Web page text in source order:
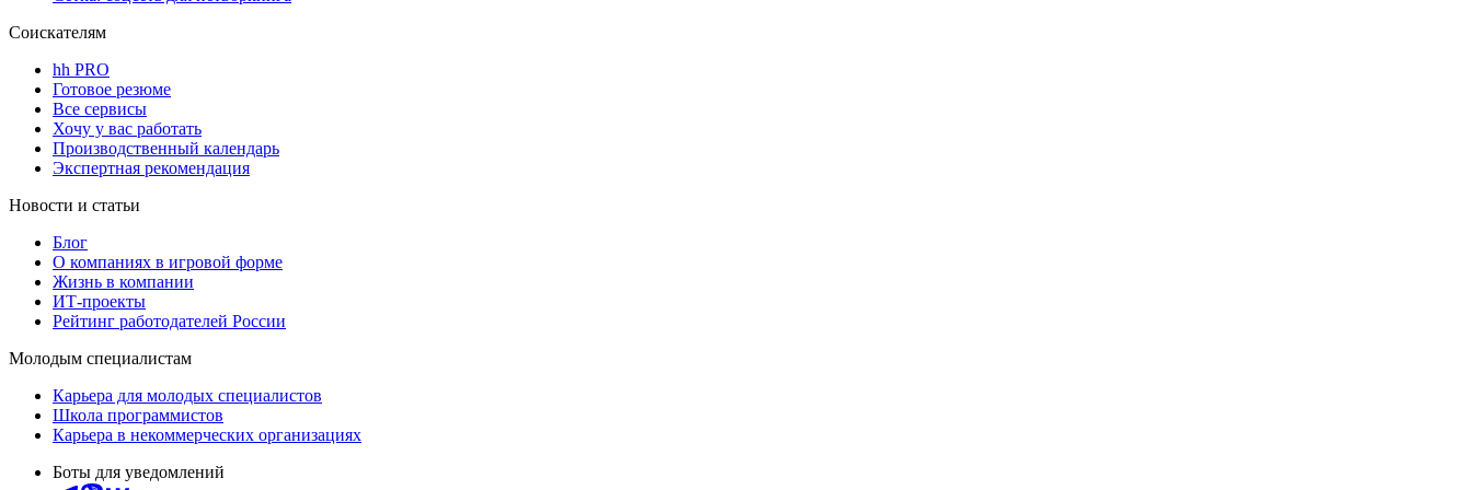
Соискателям
hh PRO
Готовое резюме
Все сервисы
Хочу у вас работать
Производственный календарь
Экспертная рекомендация
Новости и статьи
Блог
О компаниях в игровой форме
Жизнь в компании
ИТ-проекты
Рейтинг работодателей России
Молодым специалистам
Карьера для молодых специалистов
Школа программистов
Карьера в некоммерческих организациях
Боты для уведомлений